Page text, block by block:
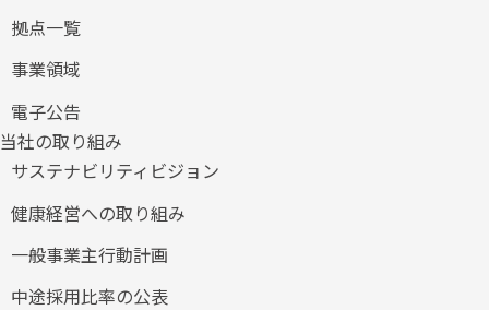
拠点一覧
事業領域
電子公告
当社の取り組み
サステナビリティビジョン
健康経営への取り組み
​一般事業主行動計画
中途採用比率の公表